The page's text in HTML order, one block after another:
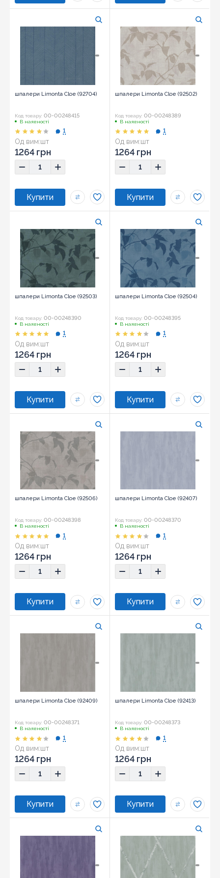
шпалери Limonta Cloe (92704)
Код товару: 00-00248415
В наявності
Од вим:шт
1
1264 грн
шпалери Limonta Cloe (92502)
Код товару: 00-00248389
В наявності
Од вим:шт
1
1264 грн
шпалери Limonta Cloe (92503)
Код товару: 00-00248390
В наявності
Од вим:шт
1
1264 грн
шпалери Limonta Cloe (92504)
Код товару: 00-00248395
В наявності
Од вим:шт
1
1264 грн
шпалери Limonta Cloe (92506)
Код товару: 00-00248398
В наявності
Од вим:шт
1
1264 грн
шпалери Limonta Cloe (92407)
Код товару: 00-00248370
В наявності
Од вим:шт
1
1264 грн
шпалери Limonta Cloe (92409)
Код товару: 00-00248371
В наявності
Од вим:шт
1
1264 грн
шпалери Limonta Cloe (92413)
Код товару: 00-00248373
В наявності
Од вим:шт
1
1264 грн